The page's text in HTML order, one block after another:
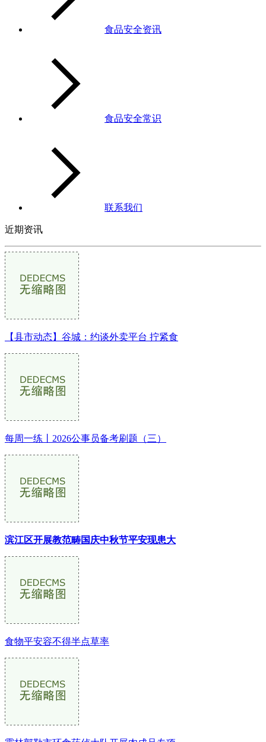
食品安全资讯
食品安全常识
联系我们
近期资讯
【县市动态】谷城：约谈外卖平台 拧紧食
每周一练丨2026公事员备考刷题（三）
滨江区开展教范畴国庆中秋节平安现患大
食物平安容不得半点草率